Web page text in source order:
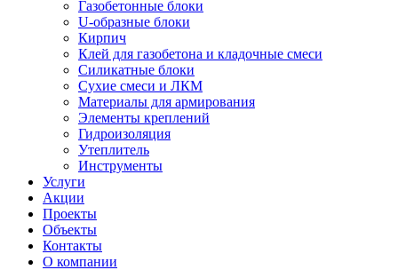
Газобетонные блоки
U-образные блоки
Кирпич
Клей для газобетона и кладочные смеси
Силикатные блоки
Сухие смеси и ЛКМ
Материалы для армирования
Элементы креплений
Гидроизоляция
Утеплитель
Инструменты
Услуги
Акции
Проекты
Объекты
Контакты
О компании